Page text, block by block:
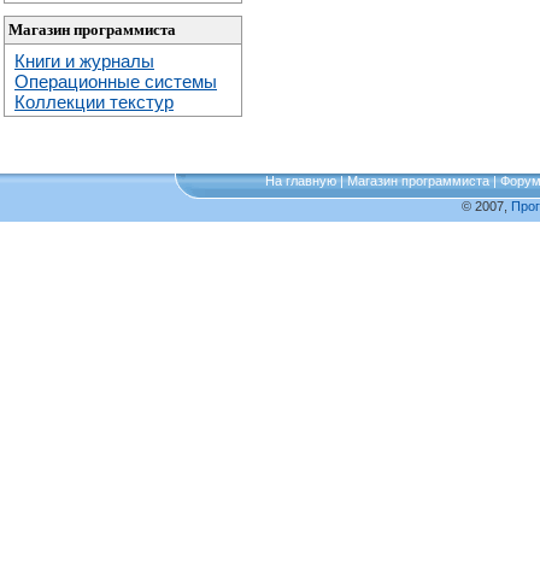
Магазин программиста
Книги и журналы
Операционные системы
Коллекции текстур
На главную|Магазин программиста|Форум
© 2007,